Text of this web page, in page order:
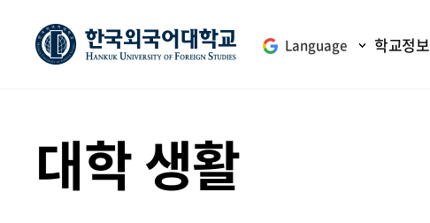
Language 학교정보
대학 생활